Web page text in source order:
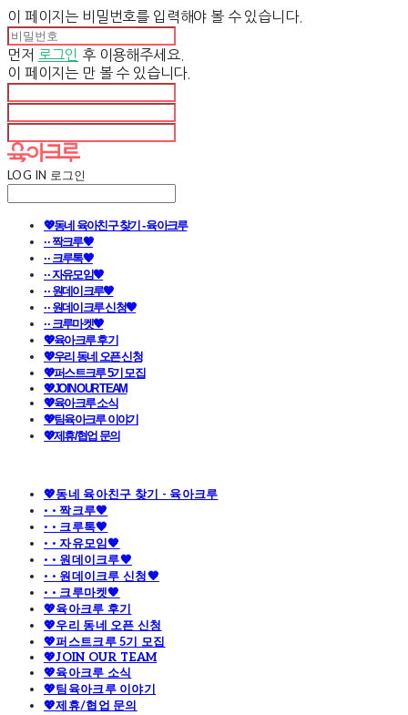
이 페이지는 비밀번호를 입력해야 볼 수 있습니다.
먼저 로그인 후 이용해주세요.
이 페이지는 만 볼 수 있습니다.
LOG IN 로그인
💖동네 육아친구 찾기 - 육아크루
· · 짝크루🧡
· · 크루톡🧡
· · 자유모임🧡
· · 원데이크루🧡
· · 원데이크루 신청🧡
· · 크루마켓🧡
💖육아크루 후기
💖우리 동네 오픈 신청
💖퍼스트크루 5기 모집
💖JOIN OUR TEAM
💖육아크루 소식
💖팀육아크루 이야기
💖제휴/협업 문의
💖동네 육아친구 찾기 - 육아크루
· · 짝크루🧡
· · 크루톡🧡
· · 자유모임🧡
· · 원데이크루🧡
· · 원데이크루 신청🧡
· · 크루마켓🧡
💖육아크루 후기
💖우리 동네 오픈 신청
💖퍼스트크루 5기 모집
💖JOIN OUR TEAM
💖육아크루 소식
💖팀육아크루 이야기
💖제휴/협업 문의